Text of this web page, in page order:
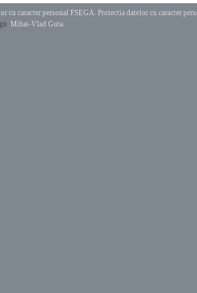
cu caracter personal FSEGA. Protectia datelor cu caracter
Mihai-Vlad Guta